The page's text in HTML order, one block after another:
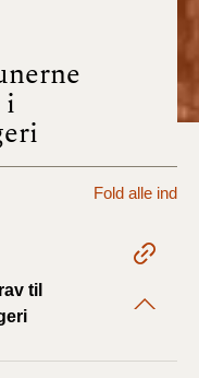
i
Fold alle ind
til